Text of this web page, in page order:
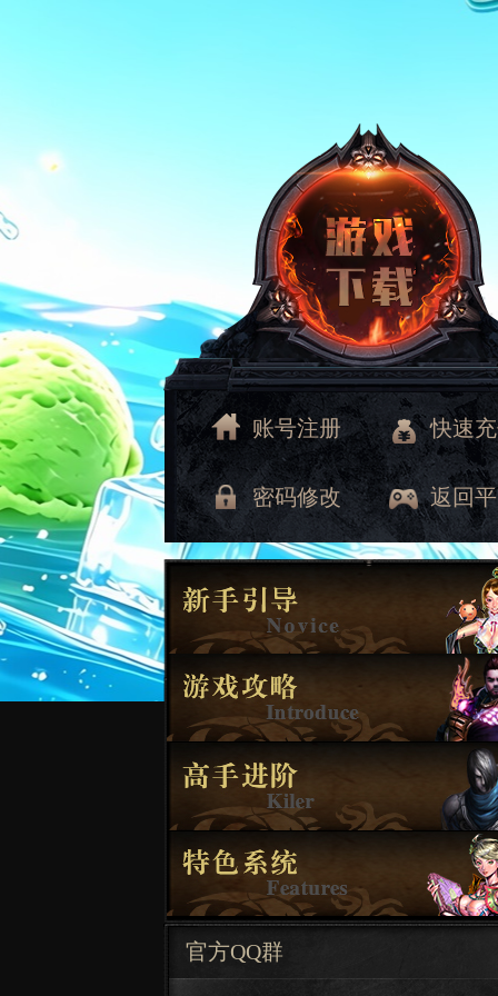
账号注册 快速
密码修改 返回
官方QQ群